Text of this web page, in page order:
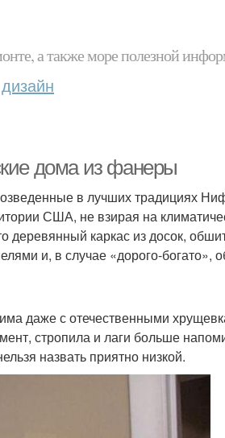
а также море полезной
дизайн
дома из фанеры
в лучших традициях
США, не взирая на
каркас из досок,
и, в случае «дорого-богато»,
даже с отечественными
стропила и лаги больше
назвать приятно низкой.